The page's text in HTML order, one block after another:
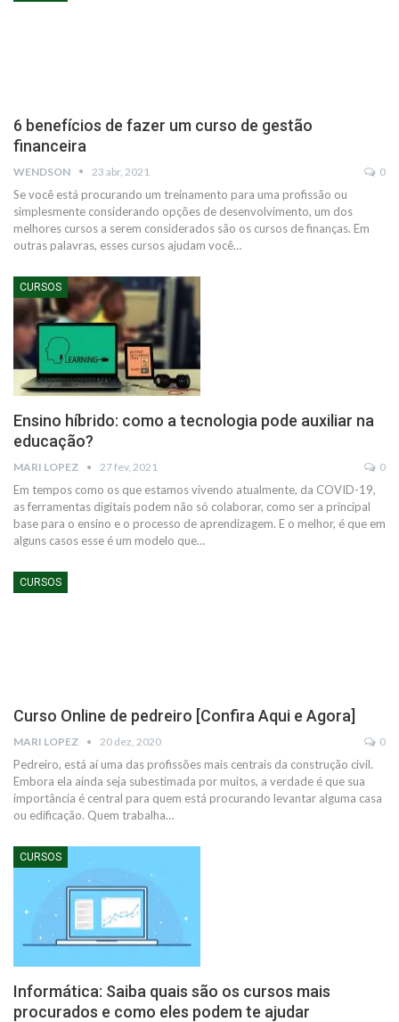
6 benefícios de fazer um curso de gestão
financeira
WENDSON 23 abr, 2021 0
Se você está procurando um treinamento para uma profissão ou
simplesmente considerando opções de desenvolvimento, um dos
melhores cursos a serem considerados são os cursos de finanças. Em
outras palavras, esses cursos ajudam você…
CURSOS
Ensino híbrido: como a tecnologia pode auxiliar na
educação?
MARI LOPEZ 27 fev, 2021 0
Em tempos como os que estamos vivendo atualmente, da COVID-19,
as ferramentas digitais podem não só colaborar, como ser a principal
base para o ensino e o processo de aprendizagem. E o melhor, é que em
alguns casos esse é um modelo que…
CURSOS
Curso Online de pedreiro [Confira Aqui e Agora]
MARI LOPEZ 20 dez, 2020 0
Pedreiro, está aí uma das profissões mais centrais da construção civil.
Embora ela ainda seja subestimada por muitos, a verdade é que sua
importância é central para quem está procurando levantar alguma casa
ou edificação. Quem trabalha…
CURSOS
Informática: Saiba quais são os cursos mais
procurados e como eles podem te ajudar